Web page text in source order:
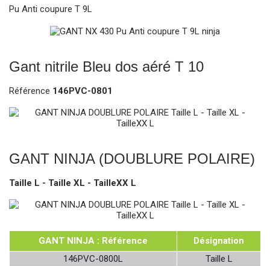
Pu Anti coupure T 9L
Gant nitrile Bleu dos aéré T 10
Référence 146PVC-0801
GANT NINJA (DOUBLURE POLAIRE)
Taille L - Taille XL - TailleXX L
GANT NINJA : Référence
Désignation
146PVC-0800L
Taille L